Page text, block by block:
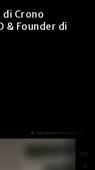
di Crono
& Founder di